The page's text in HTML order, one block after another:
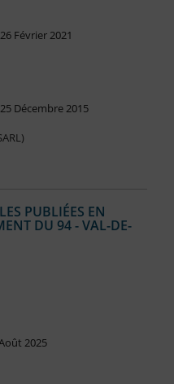
Février 2021
Décembre 2015
PUBLIÉES EN
DU 94 - VAL-DE-
2025